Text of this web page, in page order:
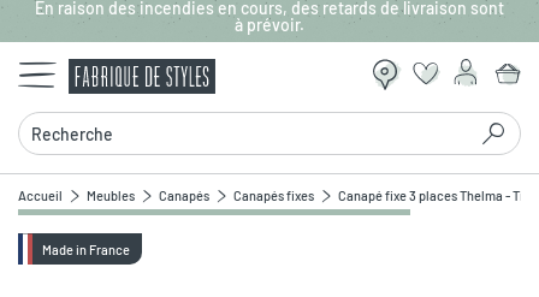
Aller au contenu principal
En raison des incendies en cours, des retards de livraison sont
à prévoir.
Recherche
Accueil Meubles Canapés Canapés fixes Canapé fixe 3 places Thelma -
Made in France